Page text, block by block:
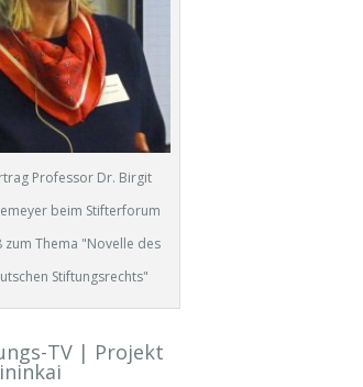
Professor Dr. Birgit
beim Stifterforum
zum Thema "Novelle des
Stiftungsrechts"
TV | Projekt